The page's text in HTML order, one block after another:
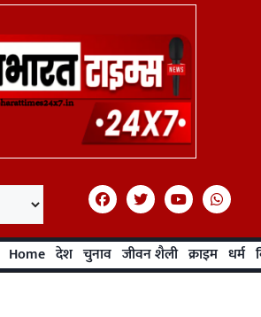
Home देश चुनाव जीवन शैली क्राइम धर्म